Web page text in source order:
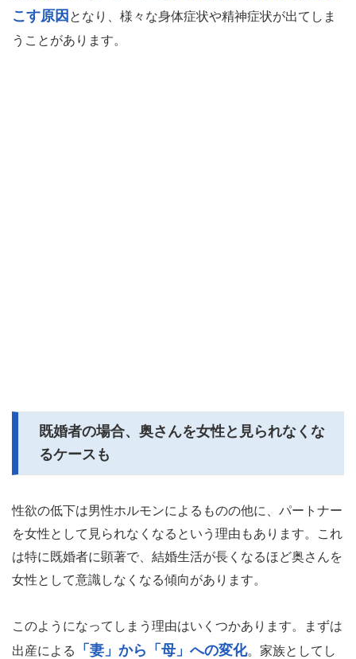
こす原因 となり、様々な身体症状や精神症状が出てしま
うことがあります。
既婚者の場合、奥さんを女性と見られなくな
るケースも
性欲の低下は男性ホルモンによるものの他に、パートナー
を女性として見られなくなるという理由もあります。これ
は特に既婚者に顕著で、結婚生活が長くなるほど奥さんを
女性として意識しなくなる傾向があります。
このようになってしまう理由はいくつかあります。まずは
出産による
「妻」から「母」への変化。家族としてし